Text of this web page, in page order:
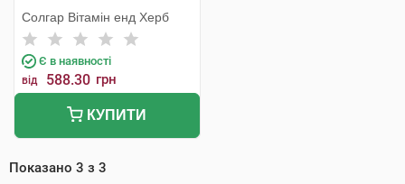
Солгар Вітамін енд Херб
Є в наявності
від 588.30 грн
КУПИТИ
Показано 3 з 3